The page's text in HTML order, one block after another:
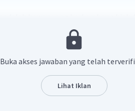
ovovivipar, pertemuan spermatozoid
biak menjadi embrio
bisa saya sampaikan
Buka akses jawaban yang telah
Lihat Iklan